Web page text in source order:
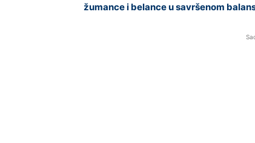
žumance i belance u savršenom